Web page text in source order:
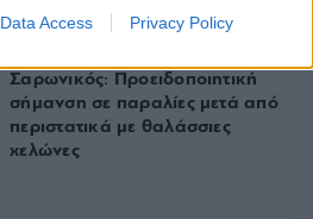
Data Access Privacy Policy
Σαρωνικός: Προειδοποιητική
σήμανση σε παραλίες μετά από
περιστατικά με θαλάσσιες
χελώνες